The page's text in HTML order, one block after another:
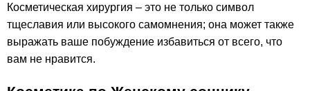
Косметическая хирургия – это не только символ
тщеславия или высокого самомнения; она может также
выражать ваше побуждение избавиться от всего, что
вам не нравится.